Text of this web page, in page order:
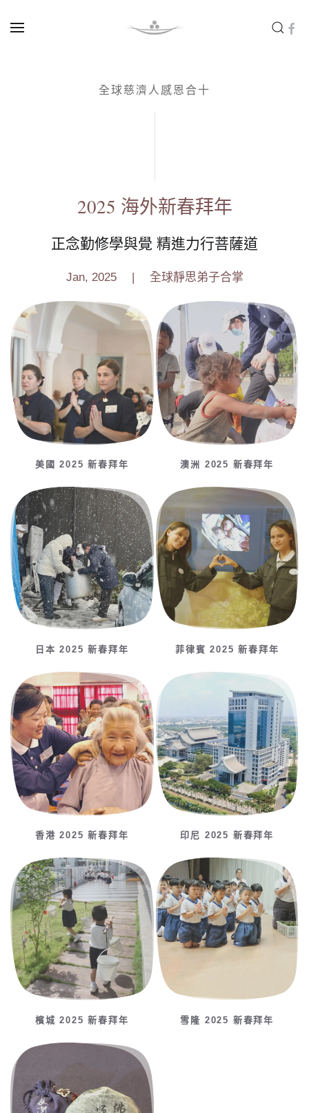
全球慈濟人感恩合十
2025 海外新春拜年
正念勤修學與覺 精進力行菩薩道
Jan, 2025| 全球靜思弟子合掌
美國 2025 新春拜年 澳洲 2025 新春拜年
日本 2025 新春拜年 菲律賓 2025 新春拜年
香港 2025 新春拜年 印尼 2025 新春拜年
檳城 2025 新春拜年 雪隆 2025 新春拜年